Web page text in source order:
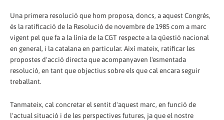
Una primera resolució que hom proposa, doncs, a aquest Congrés,
és la ratificació de la Resolució de novembre de 1985 com a marc
vigent pel que fa a la línia de la CGT respecte a la qüestió nacional
en general, i la catalana en particular. Així mateix, ratificar les
propostes d'acció directa que acompanyaven l'esmentada
resolució, en tant que objectius sobre els que cal encara seguir
treballant.
Tanmateix, cal concretar el sentit d'aquest marc, en funció de
l'actual situació i de les perspectives futures, ja que el nostre